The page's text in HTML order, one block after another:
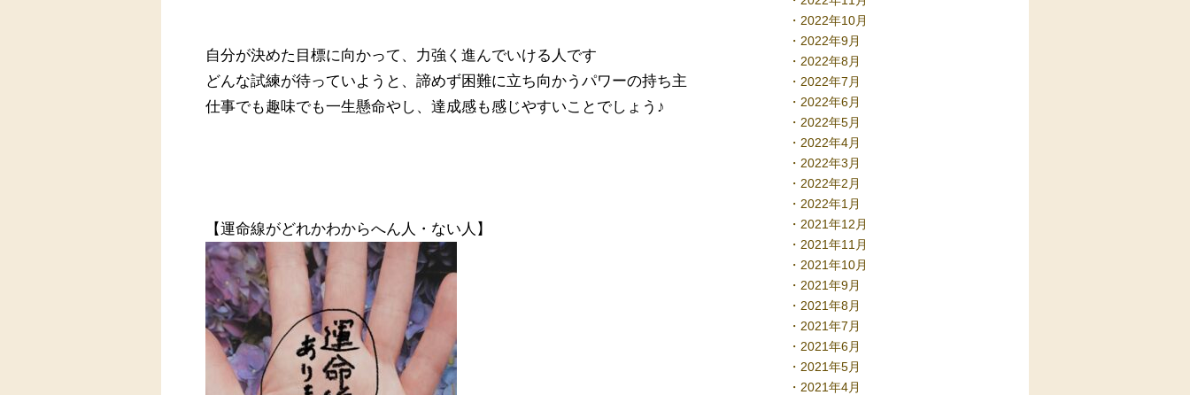
自分が決めた目標に向かって、力強く進んでいける人です
どんな試練が待っていようと、諦めず困難に立ち向かうパワーの持ち主
仕事でも趣味でも一生懸命やし、達成感も感じやすいことでしょう ♪
【運命線がどれかわからへん人・ない人】
2022年10月
2022年9月
2022年8月
2022年7月
2022年6月
2022年5月
2022年4月
2022年3月
2022年2月
2022年1月
2021年12月
2021年11月
2021年10月
2021年9月
2021年8月
2021年7月
2021年6月
2021年5月
2021年4月